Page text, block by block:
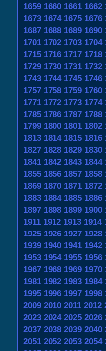
1659 1660 1661 1662
1673 1674 1675 1676
1687 1688 1689 1690
1701 1702 1703 1704
1715 1716 1717 1718
1729 1730 1731 1732
1743 1744 1745 1746
1757 1758 1759 1760
1771 1772 1773 1774
1785 1786 1787 1788
1799 1800 1801 1802
1813 1814 1815 1816
1827 1828 1829 1830
1841 1842 1843 1844
1855 1856 1857 1858
1869 1870 1871 1872
1883 1884 1885 1886
1897 1898 1899 1900
1911 1912 1913 1914
1925 1926 1927 1928
1939 1940 1941 1942
1953 1954 1955 1956
1967 1968 1969 1970
1981 1982 1983 1984
1995 1996 1997 1998
2009 2010 2011 2012
2023 2024 2025 2026
2037 2038 2039 2040
2051 2052 2053 2054